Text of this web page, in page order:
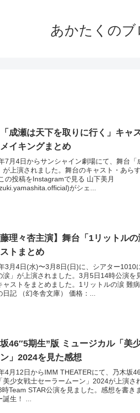
あかたくのブ
成瀬は天下を取りに行く」キャ
イキングまとめ
7月4日からサンシャイン劇場にて、舞台「
が上演されました。舞台のキャスト・あら
の投稿をInstagramで見る 山下美月
がシェ...
藤理々杏主演】舞台「1リットル
トまとめ
3月4日(水)〜3月8日(日)に、シアター1010
涙」が上演されました。3月5日14時公演を
ャストをまとめました。1リットルの涙 難
日記 （幻冬舎文庫） 価格：...
46″5期生”版 ミュージカル「美
」2024を見た感想
4月12日からIMM THEATERにて、乃木坂
美少女戦士セーラームーン」2024が上演さ
時Team STAR公演を見ました。感想を書き
誕生！ ...